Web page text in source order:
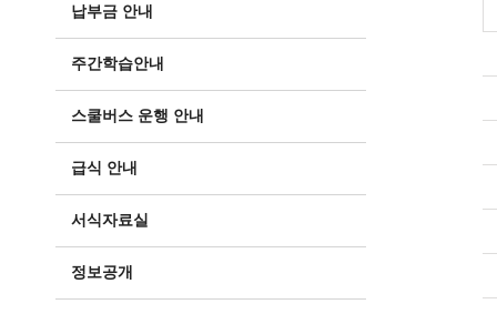
납부금 안내
주간학습안내
스쿨버스 운행 안내
급식 안내
서식자료실
정보공개